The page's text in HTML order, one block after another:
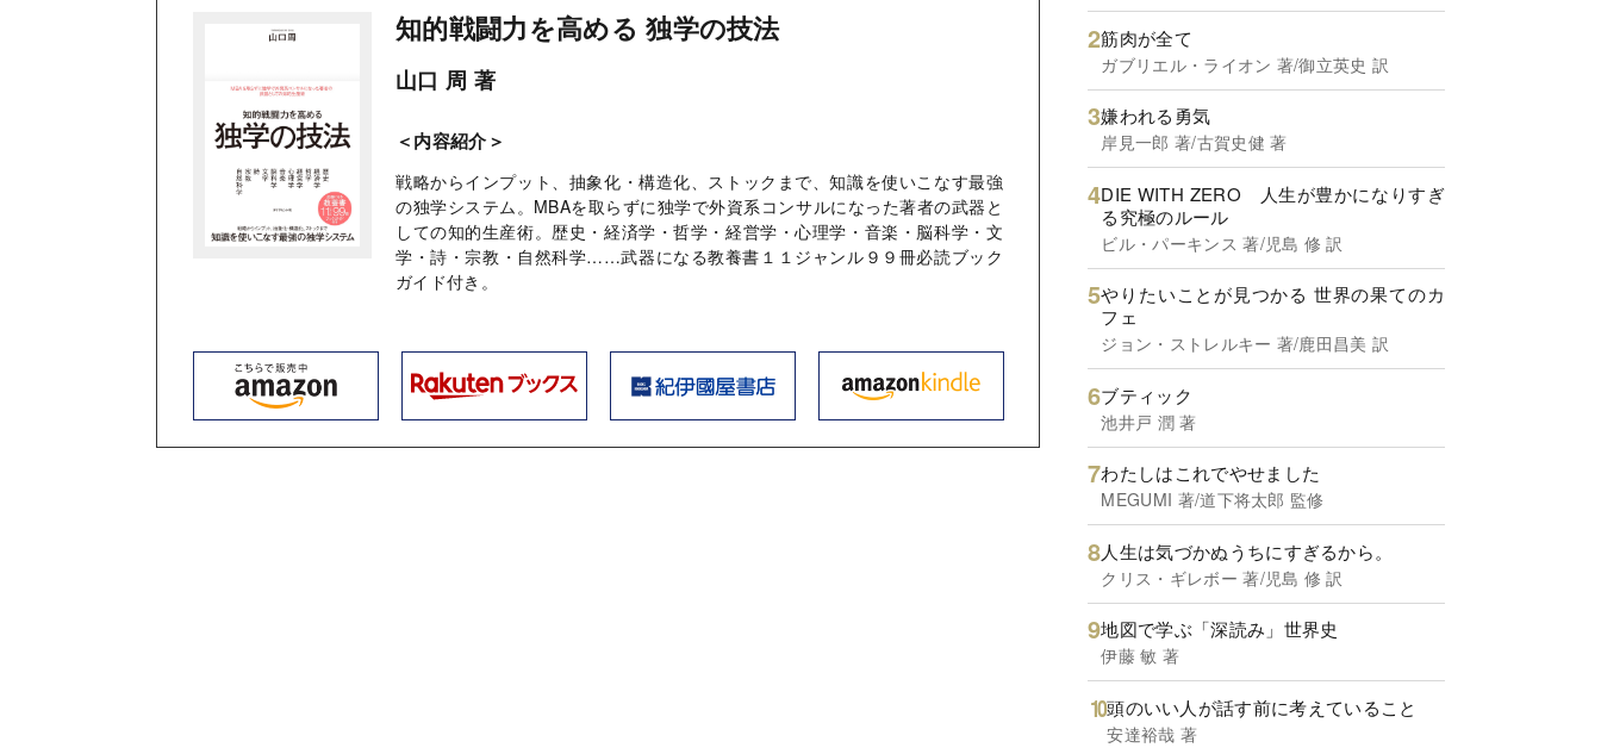
知的戦闘力を高める 独学の技法
山口 周 著
＜内容紹介＞
戦略からインプット、抽象化・構造化、ストックまで、知識を使いこなす最強
の独学システム。MBAを取らずに独学で外資系コンサルになった著者の武器と
しての知的生産術。歴史・経済学・哲学・経営学・心理学・音楽・脳科学・文
学・詩・宗教・自然科学……武器になる教養書１１ジャンル９９冊必読ブック
ガイド付き。
筋肉が全て
ガブリエル・ライオン 著/御立英史 訳
嫌われる勇気
岸見一郎 著/古賀史健 著
DIE WITH ZERO 人生が豊かになりすぎ
る究極のルール
ビル・パーキンス 著/児島 修 訳
やりたいことが見つかる 世界の果てのカ
フェ
ジョン・ストレルキー 著/鹿田昌美 訳
ブティック
池井戸 潤 著
わたしはこれでやせました
MEGUMI 著/道下将太郎 監修
人生は気づかぬうちにすぎるから。
クリス・ギレボー 著/児島 修 訳
地図で学ぶ「深読み」世界史
伊藤 敏 著
頭のいい人が話す前に考えていること
安達裕哉 著